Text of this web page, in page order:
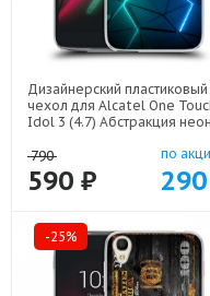
Дизайнерский пластиковый
чехол для Alcatel One
Idol 3 (4.7) Абстракция неон
790
590 ₽
по
-25%